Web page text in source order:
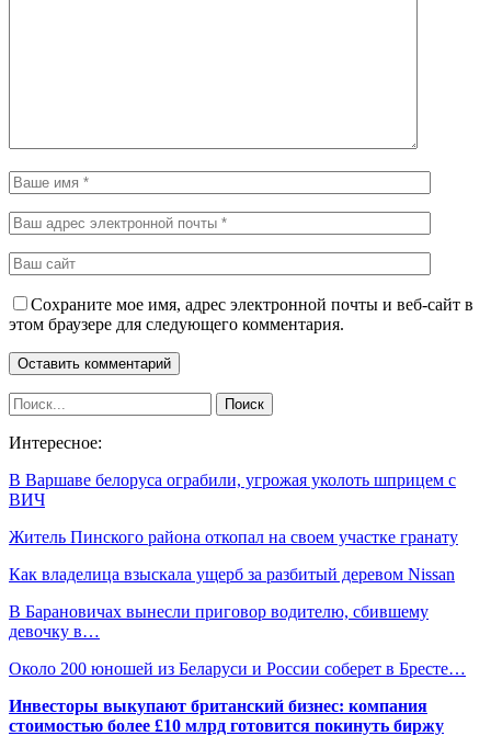
Сохраните мое имя, адрес электронной почты и веб-сайт в
этом браузере для следующего комментария.
Интересное:
В Варшаве белоруса ограбили, угрожая уколоть шприцем с
ВИЧ
Житель Пинского района откопал на своем участке гранату
Как владелица взыскала ущерб за разбитый деревом Nissan
В Барановичах вынесли приговор водителю, сбившему
девочку в…
Около 200 юношей из Беларуси и России соберет в Бресте…
Инвесторы выкупают британский бизнес: компания
стоимостью более £10 млрд готовится покинуть биржу